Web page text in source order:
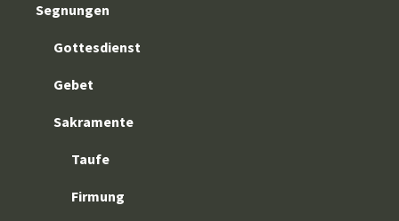
Segnungen
Gottesdienst
Gebet
Sakramente
Taufe
Firmung